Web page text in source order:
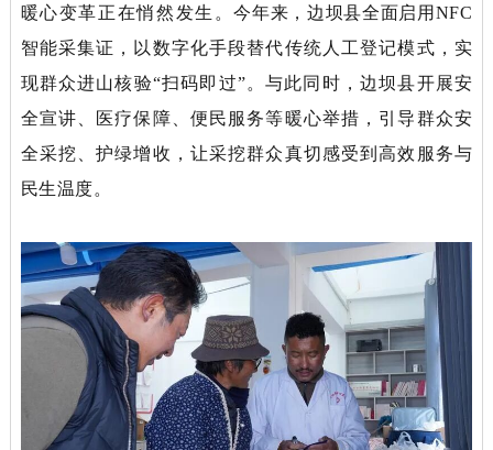
暖心变革正在悄然发生。今年来，边坝县全面启用 NFC
智能采集证，以数字化手段替代传统人工登记模式，实
现群众进山核验“扫码即过”。与此同时，边坝县开展安
全宣讲、医疗保障、便民服务等暖心举措，引导群众安
全采挖、护绿增收，让采挖群众真切感受到高效服务与
民生温度。